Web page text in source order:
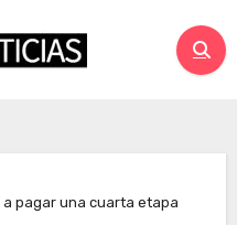
a pagar una cuarta etapa